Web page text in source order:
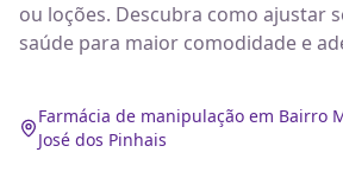
ou loções. Descubra como ajustar
saúde para maior comodidade e
Farmácia de manipulação em Bairro
José dos Pinhais